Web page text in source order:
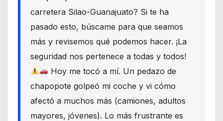
carretera Silao-Guanajuato? Si te ha
pasado esto, búscame para que seamos
más y revisemos qué podemos hacer. ¡La
seguridad nos pertenece a todas y todos!
Hoy me tocó a mí. Un pedazo de
chapopote golpeó mi coche y vi cómo
afectó a muchos más (camiones, adultos
mayores, jóvenes). Lo más frustrante es